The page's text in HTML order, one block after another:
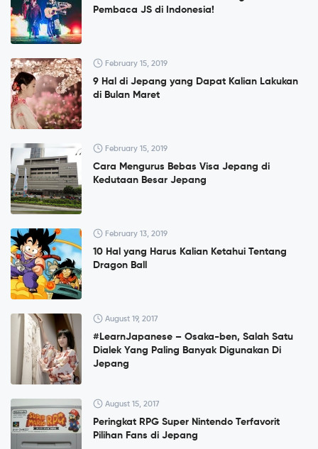
Pembaca JS di Indonesia!
February 15, 2019
9 Hal di Jepang yang Dapat Kalian Lakukan
di Bulan Maret
February 15, 2019
Cara Mengurus Bebas Visa Jepang di
Kedutaan Besar Jepang
February 13, 2019
10 Hal yang Harus Kalian Ketahui Tentang
Dragon Ball
August 19, 2017
#LearnJapanese – Osaka-ben, Salah Satu
Dialek Yang Paling Banyak Digunakan Di
Jepang
August 15, 2017
Peringkat RPG Super Nintendo Terfavorit
Pilihan Fans di Jepang